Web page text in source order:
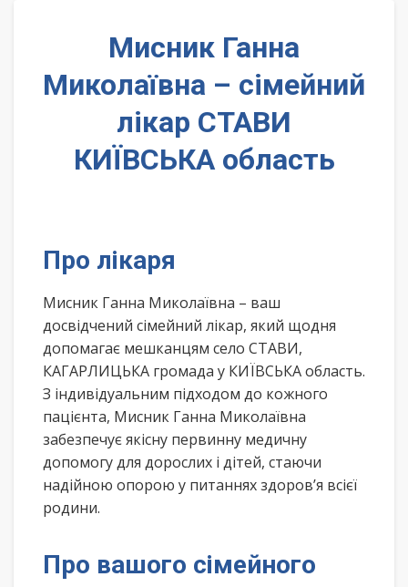
Мисник Ганна
Миколаївна – сімейний
лікар СТАВИ
КИЇВСЬКА область
Про лікаря
Мисник Ганна Миколаївна – ваш
досвідчений сімейний лікар, який щодня
допомагає мешканцям село СТАВИ,
КАГАРЛИЦЬКА громада у КИЇВСЬКА область.
З індивідуальним підходом до кожного
пацієнта, Мисник Ганна Миколаївна
забезпечує якісну первинну медичну
допомогу для дорослих і дітей, стаючи
надійною опорою у питаннях здоров’я всієї
родини.
Про вашого сімейного